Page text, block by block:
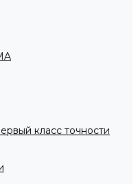
класс точности